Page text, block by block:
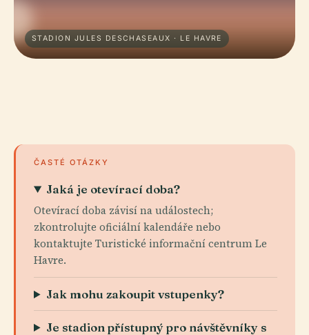
STADION JULES DESCHASEAUX · LE HAVRE
ČASTÉ OTÁZKY
Jaká je otevírací doba?
Otevírací doba závisí na událostech;
zkontrolujte oficiální kalendáře nebo
kontaktujte Turistické informační centrum Le
Havre.
Jak mohu zakoupit vstupenky?
Je stadion přístupný pro návštěvníky s